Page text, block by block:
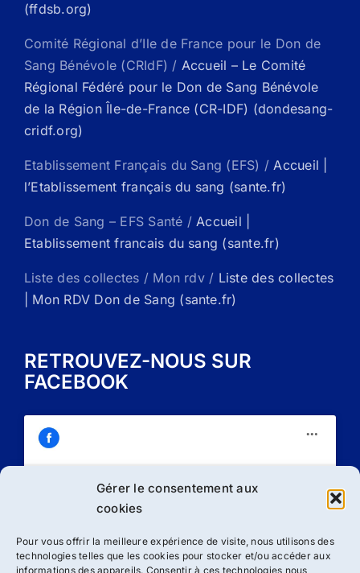
Gérer le consentement aux
cookies
Pour vous offrir la meilleure expérience de visite, nous utilisons des
technologies telles que les cookies pour stocker et/ou accéder aux
informations des appareils. Consentir à ces technologies nous
(ffdsb.org)
Comité Régional d’Ile de France pour le Don de
Sang Bénévole (CRIdF) / Accueil – Le Comité
Régional Fédéré pour le Don de Sang Bénévole
de la Région Île-de-France (CR-IDF) (dondesang-
cridf.org)
Etablissement Français du Sang (EFS) /Accueil |
l’Etablissement français du sang (sante.fr)
Don de Sang – EFS Santé /Accueil |
Etablissement francais du sang (sante.fr)
Liste des collectes / Mon rdv / Liste des collectes
| Mon RDV Don de Sang (sante.fr)
RETROUVEZ-NOUS SUR
FACEBOOK
Cliquez sur « J’accepte » pour activer
J’accepte